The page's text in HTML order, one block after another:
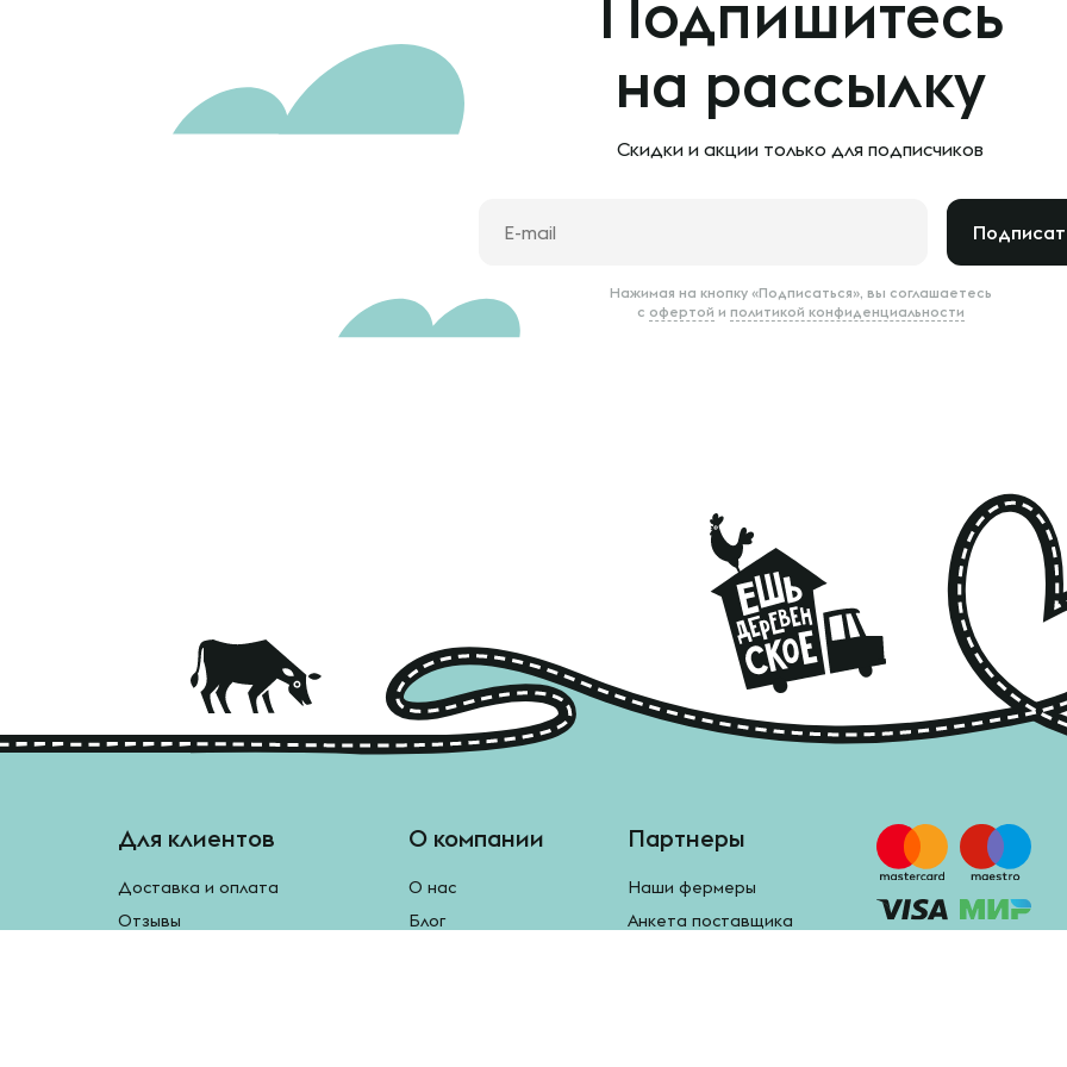
Подпишитесь
на рассылку
Скидки и акции только для подписчиков
Нажимая на кнопку «Подписаться», вы соглашаетесь
с офертой и политикой конфиденциальности
Для клиентов
Доставка и оплата
Отзывы
О компании
О нас
Блог
Партнеры
Наши фермеры
Анкета поставщика